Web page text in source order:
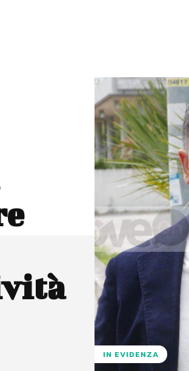
IN EVIDENZA